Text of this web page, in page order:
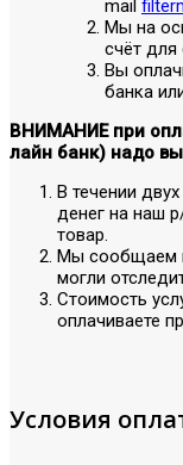
mail
Мы на
счёт для
Вы
банка
ВНИМАНИЕ при
лайн банк) надо
В течении
денег на наш
товар.
Мы сообщаем
могли
Стоимость
оплачиваете
Условия